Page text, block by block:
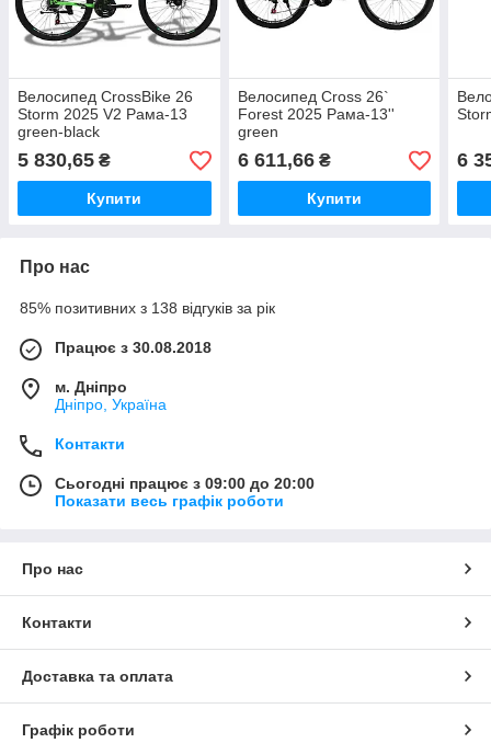
Велосипед CrossBike 26
Storm 2025 V2 Рама-13
green-black
5 830,65 ₴
Купити
Велосипед Cross 26`
Forest 2025 Рама-13''
green
6 611,66₴
Купити
6
Про нас
85% позитивних з 138 відгуків за рік
Працює з 30.08.2018
м. Дніпро
Дніпро, Україна
Контакти
Сьогодні працює з 09:00 до 20:00
Показати весь графік роботи
Про нас
Контакти
Доставка та оплата
Графік роботи